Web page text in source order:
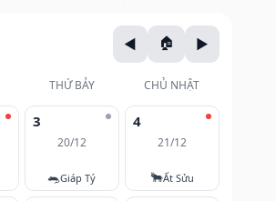
THỨ BẢY CHỦ NHẬT
3
20/12
🐀Giáp Tý
4
21/12
🐂Ất Sửu